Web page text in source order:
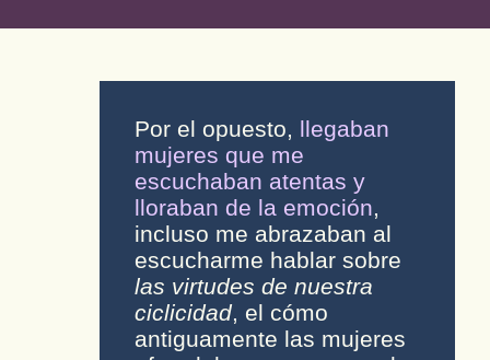
Por el opuesto, llegaban
mujeres que me
escuchaban atentas y
lloraban de la emoción,
incluso me abrazaban al
escucharme hablar sobre
las virtudes de nuestra
ciclicidad, el cómo
antiguamente las mujeres